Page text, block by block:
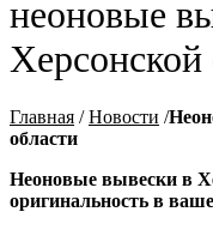
неоновые
Херсонской
Главная /Новости /
области
Неоновые вывески в
оригинальность в